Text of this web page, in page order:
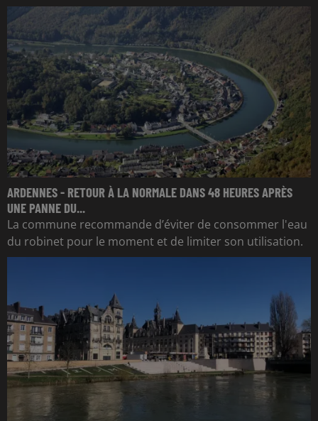
ARDENNES - RETOUR À LA NORMALE DANS 48 HEURES APRÈS
UNE PANNE DU...
La commune recommande d’éviter de consommer l'eau
du robinet pour le moment et de limiter son utilisation.